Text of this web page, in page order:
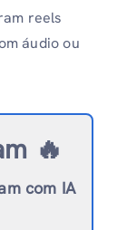
reels
áudio ou
🔥
com IA